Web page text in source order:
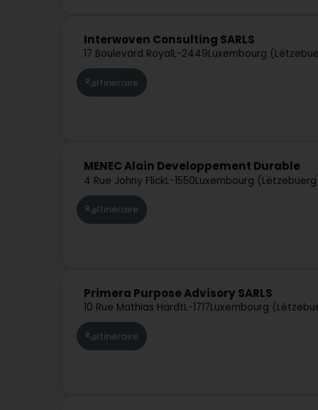
Interwoven Consulting SARLS
17 Boulevard RoyalL-2449Luxembourg
Itinéraire
MENEC Alain Developpement Durable
4 Rue Johny FlickL-1550Luxembourg
Itinéraire
Primera Purpose Advisory SARLS
10 Rue Mathias HardtL-1717Luxembourg
Itinéraire